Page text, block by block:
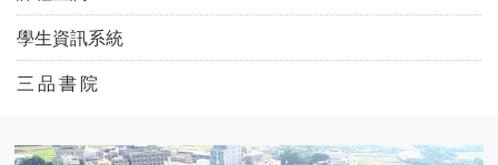
學生資訊系統
三 品 書 院